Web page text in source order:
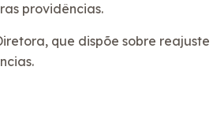
providências.
que dispõe sobre